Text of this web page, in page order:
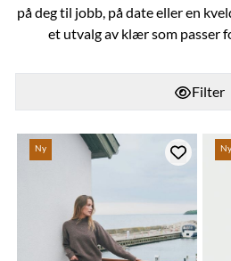
på deg til jobb, på date eller en
et utvalg av klær som passer
Filter
Ny Ny